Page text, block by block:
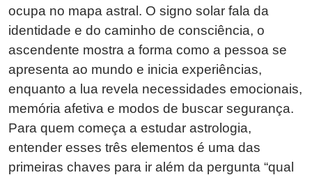
ocupa no mapa astral. O signo solar fala da
identidade e do caminho de consciência, o
ascendente mostra a forma como a pessoa se
apresenta ao mundo e inicia experiências,
enquanto a lua revela necessidades emocionais,
memória afetiva e modos de buscar segurança.
Para quem começa a estudar astrologia,
entender esses três elementos é uma das
primeiras chaves para ir além da pergunta “qual